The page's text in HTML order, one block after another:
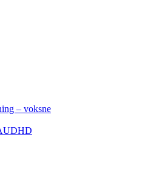
– voksne